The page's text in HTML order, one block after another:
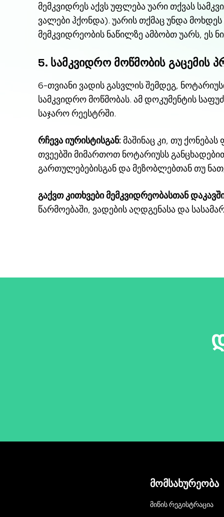
მემკვიდრეს აქვს უფლება უარი თქვას
ვალები ჰქონდა). უარის თქმაც უნდა მოხდეს
მემკვიდრეობის ნაწილზე ამბობთ უარს, ეს
5. სამკვიდრო მოწმობის გაცემის
6-თვიანი ვადის გასვლის შემდეგ,
სამკვიდრო მოწმობას. ამ დოკუმენტის
საჯარო რეესტრში.
რჩევა იურისტისგან: მაშინაც კი, თუ
თვეებში მიმართოთ ნოტარიუსს
გართულებებისგან და მეზობლებთან თუ
გაქვთ კითხვები მემკვიდრეობასთან
წარმოებაში, ვადების აღდგენასა და
მომსახურეობა
ᲛᲘᲬᲘᲡ ᲠᲔᲒᲘᲡᲢᲠᲐᲪᲘᲐ